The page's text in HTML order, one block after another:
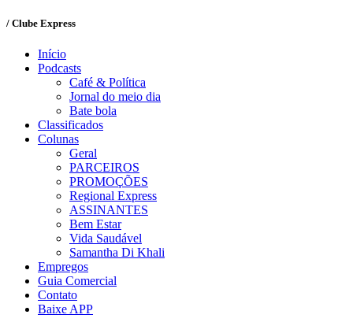
/ Clube Express
Início
Podcasts
Café & Política
Jornal do meio dia
Bate bola
Classificados
Colunas
Geral
PARCEIROS
PROMOÇÕES
Regional Express
ASSINANTES
Bem Estar
Vida Saudável
Samantha Di Khali
Empregos
Guia Comercial
Contato
Baixe APP